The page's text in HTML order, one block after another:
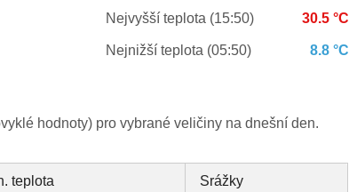
Nejvyšší teplota (15:50) 30.5 °C
Nejnižší teplota (05:50) 8.8 °C
hodnoty) pro vybrané veličiny na dnešní den.
teplota Srážky